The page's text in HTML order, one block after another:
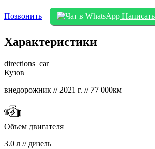
Позвонить
Характеристики
directions_car
Кузов
внедорожник // 2021 г. // 77 000км
Объем двигателя
3.0 л // дизель